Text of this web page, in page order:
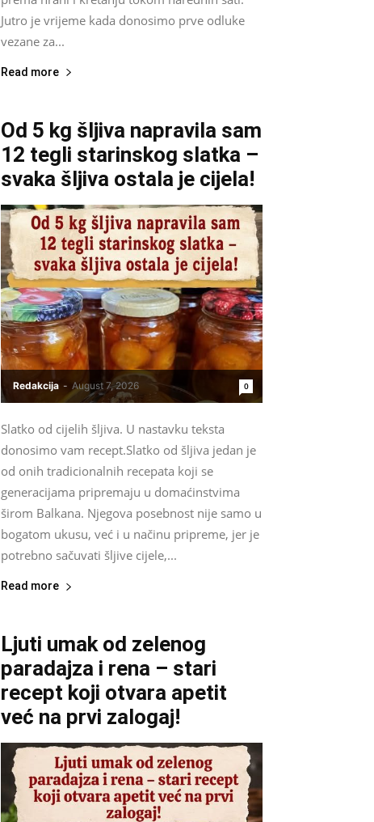
Jutro je vrijeme kada donosimo prve odluke
vezane za...
Read more
Od 5 kg šljiva napravila sam
12 tegli starinskog slatka –
svaka šljiva ostala je cijela!
Redakcija - August 7, 2026 0
Slatko od cijelih šljiva. U nastavku teksta
donosimo vam recept.Slatko od šljiva jedan je
od onih tradicionalnih recepata koji se
generacijama pripremaju u domaćinstvima
širom Balkana. Njegova posebnost nije samo u
bogatom ukusu, već i u načinu pripreme, jer je
potrebno sačuvati šljive cijele,...
Read more
Ljuti umak od zelenog
paradajza i rena – stari
recept koji otvara apetit
već na prvi zalogaj!